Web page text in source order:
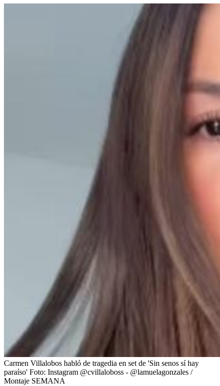
Carmen Villalobos habló de tragedia en set de 'Sin senos sí hay
paraíso' Foto: Instagram @cvillaloboss - @lamuelagonzales /
Montaje SEMANA